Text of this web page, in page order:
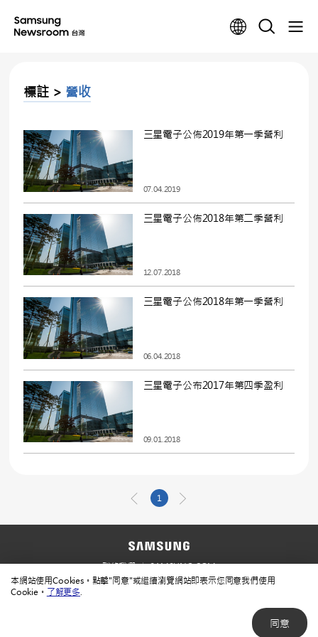
本網站使用Cookies。點擊"同意"或繼續瀏覽網站即表示您同意我們使用
Cookie。 了解更多
同意
標註 > 營收
三星電子公佈2019年第一季營利
07.04.2019
三星電子公佈2018年第二季營利
12.07.2018
三星電子公佈2018年第一季營利
06.04.2018
三星電子公布2017年第四季盈利
09.01.2018
1
聯絡我們
SAMSUNG.COM
使用規範
隱私規範